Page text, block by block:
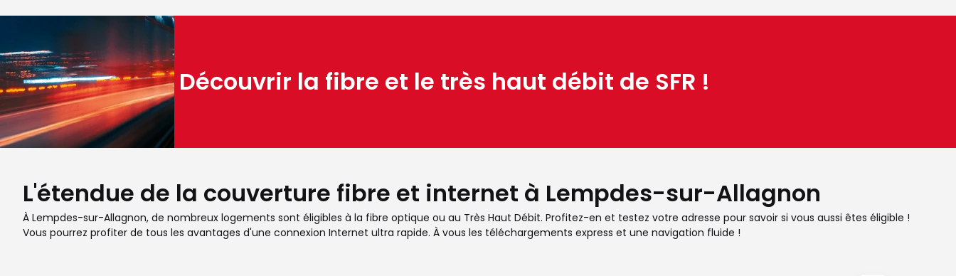
Découvrir la fibre et le très haut débit de SFR !
L'étendue de la couverture fibre et internet à Lempdes-sur-Allagnon
À Lempdes-sur-Allagnon, de nombreux logements sont éligibles à la fibre optique ou au Très Haut Débit. Profitez-en et testez votre adresse pour savoir si vous aussi êtes éligible !
Vous pourrez profiter de tous les avantages d'une connexion Internet ultra rapide. À vous les téléchargements express et une navigation fluide !